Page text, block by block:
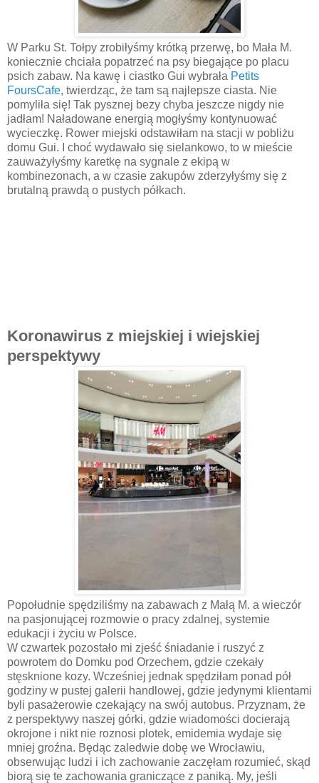
W Parku St. Tołpy zrobiłyśmy krótką przerwę, bo Mała M.
koniecznie chciała popatrzeć na psy biegające po placu
psich zabaw. Na kawę i ciastko Gui wybrała Petits
FoursCafe, twierdząc, że tam są najlepsze ciasta. Nie
pomyliła się! Tak pysznej bezy chyba jeszcze nigdy nie
jadłam! Naładowane energią mogłyśmy kontynuować
wycieczkę. Rower miejski odstawiłam na stacji w pobliżu
domu Gui. I choć wydawało się sielankowo, to w mieście
zauważyłyśmy karetkę na sygnale z ekipą w
kombinezonach, a w czasie zakupów zderzyłyśmy się z
brutalną prawdą o pustych półkach.
Koronawirus z miejskiej i wiejskiej
perspektywy
Popołudnie spędziliśmy na zabawach z Małą M. a wieczór
na pasjonującej rozmowie o pracy zdalnej, systemie
edukacji i życiu w Polsce.
W czwartek pozostało mi zjeść śniadanie i ruszyć z
powrotem do Domku pod Orzechem, gdzie czekały
stęsknione kozy. Wcześniej jednak spędziłam ponad pół
godziny w pustej galerii handlowej, gdzie jedynymi klientami
byli pasażerowie czekający na swój autobus. Przyznam, że
z perspektywy naszej górki, gdzie wiadomości docierają
okrojone i nikt nie roznosi plotek, emidemia wydaje się
mniej groźna. Będąc zaledwie dobę we Wrocławiu,
obserwując ludzi i ich zachowanie zaczęłam rozumieć, skąd
biorą się te zachowania graniczące z paniką. My, jeśli